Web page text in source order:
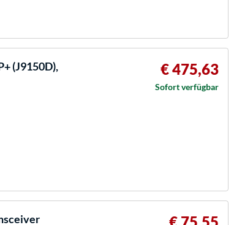
(J9150D),
€ 475,63
Sofort verfügbar